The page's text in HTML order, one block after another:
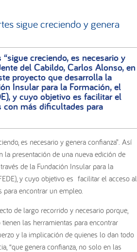
sigue creciendo y genera
creciendo, es necesario y
del Cabildo, Carlos Alonso, en
proyecto que desarrolla la
Insular para la Formación, el
y cuyo objetivo es facilitar el
con más dificultades para
es necesario y genera confianza”. Así
la presentación de una nueva edición de
de la Fundación Insular para la
y cuyo objetivo es facilitar el acceso al
encontrar un empleo.
de largo recorrido y necesario porque,
las herramientas para encontrar
y la implicación de quienes lo dan todo
“que genera confianza, no solo en las